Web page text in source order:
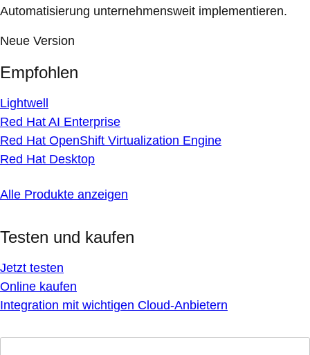
Automatisierung unternehmensweit implementieren.
Neue Version
Empfohlen
Lightwell
Red Hat AI Enterprise
Red Hat OpenShift Virtualization Engine
Red Hat Desktop
Alle Produkte anzeigen
Testen und kaufen
Jetzt testen
Online kaufen
Integration mit wichtigen Cloud-Anbietern